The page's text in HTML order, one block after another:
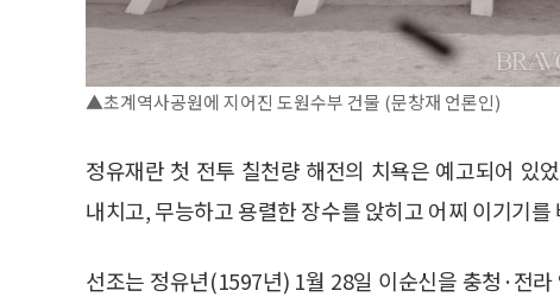
▲초계역사공원에 지어진 도원수부 건물 (문창재 언론인)
정유재란 첫 전투 칠천량 해전의 치욕은 예고되어 있
내치고, 무능하고 용렬한 장수를 앉히고 어찌 이기기를
선조는 정유년(1597년) 1월 28일 이순신을 충청·전